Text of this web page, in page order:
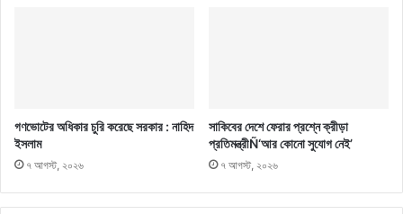
গণভোটের অধিকার চুরি করেছে সরকার : নাহিদ
ইসলাম
৭ আগস্ট, ২০২৬
সাকিবের দেশে ফেরার প্রশ্নে ক্রীড়া
প্রতিমন্ত্রীÑ‘আর কোনো সুযোগ নেই’
৭ আগস্ট, ২০২৬